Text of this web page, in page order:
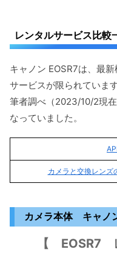
レンタルサービス比較
キャノン EOSR7は、最
サービスが限られています
筆者調べ（2023/10/2現
なっていました。
カメラと交換レンズ
カメラ本体 キャノ
【 EOSR7